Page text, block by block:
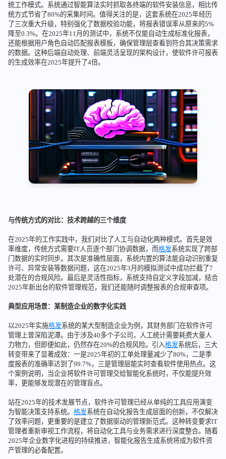
统工作模式。系统通过智能算法实时抓取各终端的软件安装信息，相比传
统方式节省了80%的采集时间。值得关注的是，这套系统在2025年经历
了三次重大升级，特别强化了数据校验功能，将报表错误率从原来的5%
降至0.3%。在2025年11月的测试中，系统不仅能自动生成标准化报表，
还能根据用户角色自动匹配报表模板，确保管理层查看到符合其决策需求
的数据。这种后端自动处理、前端灵活呈现的架构设计，使软件许可报表
的生成效率在2025年提升了4倍。
与传统方式的对比：技术跨越的三个维度
在2025年的工作实践中，我们对比了人工与自动化两种模式。首先是效
率维度，传统方式需要IT人员逐个部门协调数据，而格发系统实现了跨部
门数据的实时同步。其次是准确性层面，系统内置的算法能自动识别重复
许可、异常安装等数据问题，这在2025年3月的模拟测试中成功拦截了7
处潜在的合规风险。最后是灵活性指标，系统支持自定义字段加减，结合
2025年新出台的软件管理规范，我们还能随时调整报表的合规审查项。
典型应用场景：某制造企业的数字化实践
以2025年实施格发系统的某大型制造企业为例，其财务部门在软件许可
管理上曾深陷泥潭。由于涉及40多个子公司，人工统计需要耗费大量人
力物力，但即便如此，仍然存在20%的合规风险。引入格发系统后，三大
转变带来了显著成效：一是2025年初的工单处理量减少了80%，二是季
度报表的准确率达到了99.7%，三是管理层能实时查看软件使用热点。这
个案例说明，当企业将软件许可管理交给智能化系统时，不仅能提升效
率，更能够发现潜在的管理盲点。
站在2025年的技术发展节点，软件许可管理已经从单纯的工具应用演变
为智能决策支持系统。 格发系统在自动化报告生成层面的创新，不仅解决
了效率问题，更重要的是建立了数据驱动的管理新范式。这种转变要求IT
管理者重新审视工作流程，将自动化工具与业务需求进行深度整合。随着
2025年企业数字化进程的持续推进，智能化报告生成系统将成为软件资
产管理的必备配置。